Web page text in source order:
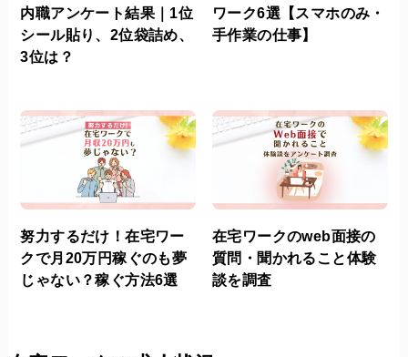
内職アンケート結果｜1位
シール貼り、2位袋詰め、
3位は？
ワーク6選【スマホのみ・
手作業の仕事】
努力するだけ！在宅ワー
クで月20万円稼ぐのも夢
じゃない？稼ぐ方法6選
在宅ワークのweb面接の
質問・聞かれること体験
談を調査